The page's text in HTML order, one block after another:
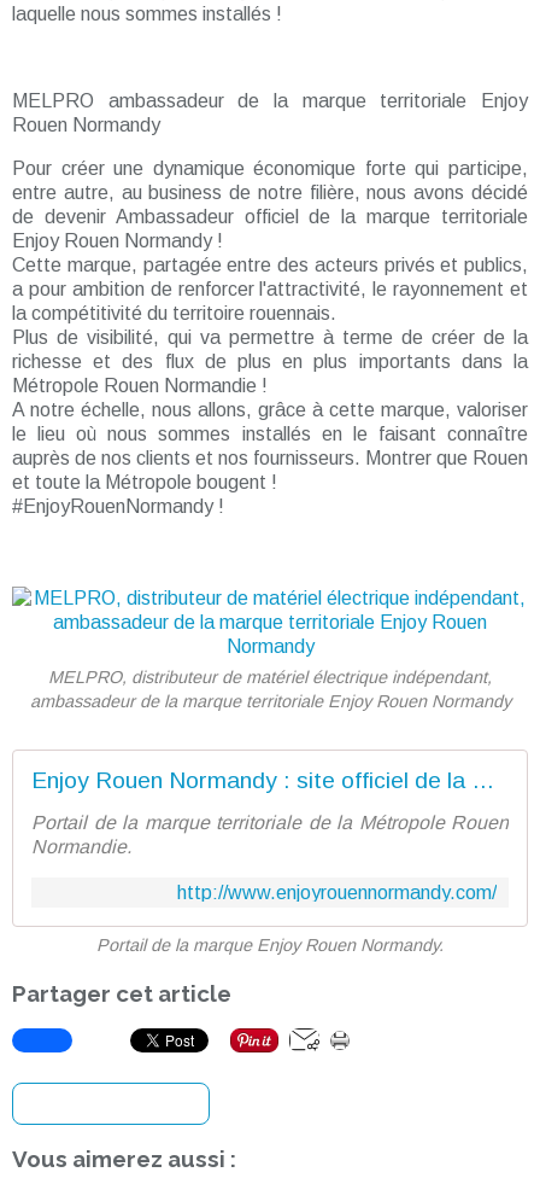
laquelle nous sommes installés !
MELPRO ambassadeur de la marque territoriale Enjoy
Rouen Normandy
Pour créer une dynamique économique forte qui participe,
entre autre, au business de notre filière, nous avons décidé
de devenir Ambassadeur officiel de la marque territoriale
Enjoy Rouen Normandy !
Cette marque, partagée entre des acteurs privés et publics,
a pour ambition de renforcer l'attractivité, le rayonnement et
la compétitivité du territoire rouennais.
Plus de visibilité, qui va permettre à terme de créer de la
richesse et des flux de plus en plus importants dans la
Métropole Rouen Normandie !
A notre échelle, nous allons, grâce à cette marque, valoriser
le lieu où nous sommes installés en le faisant connaître
auprès de nos clients et nos fournisseurs. Montrer que Rouen
et toute la Métropole bougent !
#EnjoyRouenNormandy !
MELPRO, distributeur de matériel électrique indépendant,
ambassadeur de la marque territoriale Enjoy Rouen Normandy
Enjoy Rouen Normandy : site officiel de la marque
Portail de la marque territoriale de la Métropole Rouen
Normandie.
http://www.enjoyrouennormandy.com/
Portail de la marque Enjoy Rouen Normandy.
Partager cet article
Vous aimerez aussi :